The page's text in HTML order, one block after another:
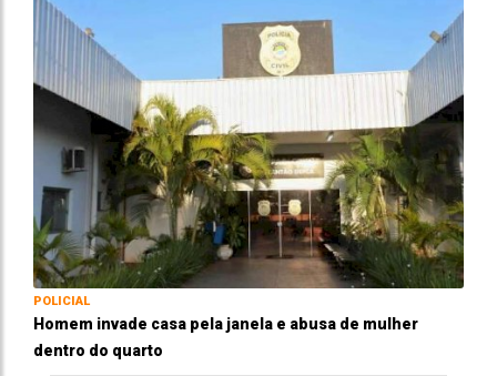
POLICIAL
Homem invade casa pela janela e abusa de mulher
dentro do quarto